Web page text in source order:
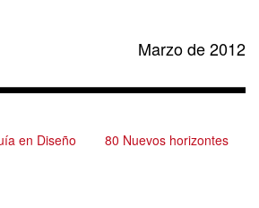
Marzo de 2012
en Diseño
80 Nuevos horizontes